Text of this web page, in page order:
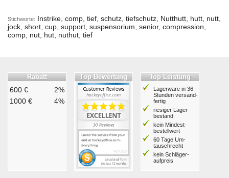
Stichworte: Instrike, comp, tief, schutz, tiefschutz, Nutthutt, hutt, nutt,
jock, short, cup, support, suspensorium, senior, compression,
comp, nut, hut, nuthut, tief
Rabatt
600 €
2%
1000 €
4%
Top Bewertung Top Leistung
Lagerware in 36
Stunden ver­sand­
fertig
riesiger Lager­
bestand
kein Mindest­
bestell­wert
60 Tage Um­
tausch­recht
kein Schläger­
aufpreis